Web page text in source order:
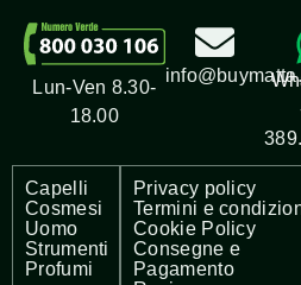
Lun-Ven 8.30-
18.00
Capelli
Cosmesi
Uomo
Strumenti
Profumi
Privacy policy
Termini e
Cookie Policy
Consegne e
Pagamento